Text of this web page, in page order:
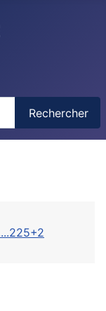
Rechercher